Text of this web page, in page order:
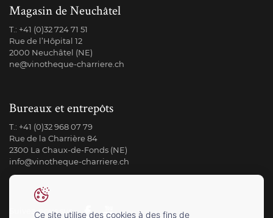
Magasin de Neuchâtel
T.: +41 (0)32 724 71 51
Rue de l’Hôpital 12
2000 Neuchâtel (NE)
ne@vinotheque-charriere.ch
Bureaux et entrepôts
T.: +41 (0)32 968 07 79
Rue de la Charrière 84
2300 La Chaux-de-Fonds (NE)
info@vinotheque-charriere.ch
Suivez-nous sur
Ce site utilise des cookies à des fins de